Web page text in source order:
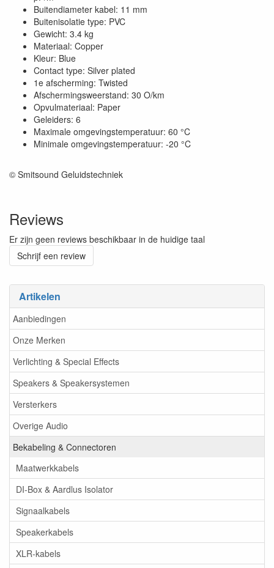
Artikelen
Aanbiedingen
Onze Merken
Verlichting & Special Effects
Speakers & Speakersystemen
Versterkers
Overige Audio
Bekabeling & Connectoren
Maatwerkkabels
DI-Box & Aardlus Isolator
Signaalkabels
Speakerkabels
XLR-kabels
Buitendiameter kabel: 11 mm
Buitenisolatie type: PVC
Gewicht: 3.4 kg
Materiaal: Copper
Kleur: Blue
Contact type: Silver plated
1e afscherming: Twisted
Afschermingsweerstand: 30 O/km
Opvulmateriaal: Paper
Geleiders: 6
Maximale omgevingstemperatuur: 60 °C
Minimale omgevingstemperatuur: -20 °C
© Smitsound Geluidstechniek
Reviews
Er zijn geen reviews beschikbaar in de huidige taal
Schrijf een review